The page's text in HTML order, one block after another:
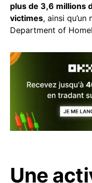
plus de 3,6 millions
victimes, ainsi
Department of
Une